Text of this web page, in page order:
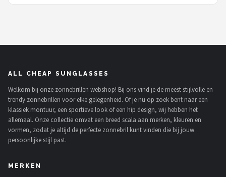
ALL CHEAP SUNGLASSES
Welkom bij onze zonnebrillen webshop! Bij ons vind je de meest stijlvolle en
trendy zonnebrillen voor elke gelegenheid. Of je nu op zoek bent naar een
klassiek montuur, een sportieve look of een hip design, wij hebben het
allemaal. Onze collectie omvat een breed scala aan merken, kleuren en
vormen, zodat je altijd de perfecte zonnebril kunt vinden die bij jouw
persoonlijke stijl past.
MERKEN